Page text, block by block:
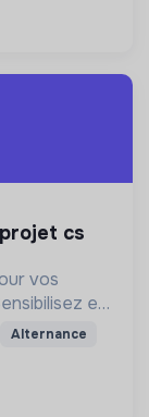
vos
et
vivre
Alternance